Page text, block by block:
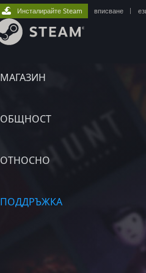
МАГАЗИН
ОБЩНОСТ
ОТНОСНО
ПОДДРЪЖКА
Инсталирайте Steam вписване